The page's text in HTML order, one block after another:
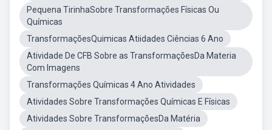
Pequena TirinhaSobre Transformações Físicas Ou
Químicas
TransformaçõesQuimicas Atiidades Ciências 6 Ano
Atividade De CFB Sobre as TransformaçõesDa Materia
Com Imagens
Transformações Químicas 4 Ano Atividades
Atividades Sobre Transformações Químicas E Físicas
Atividades Sobre TransformaçõesDa Matéria